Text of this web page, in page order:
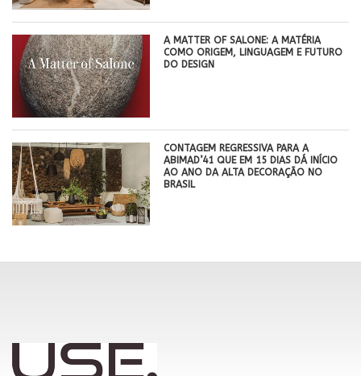
A MATTER OF SALONE: A MATÉRIA
COMO ORIGEM, LINGUAGEM E FUTURO
DO DESIGN
CONTAGEM REGRESSIVA PARA A
ABIMAD’41 QUE EM 15 DIAS DÁ INÍCIO
AO ANO DA ALTA DECORAÇÃO NO
BRASIL